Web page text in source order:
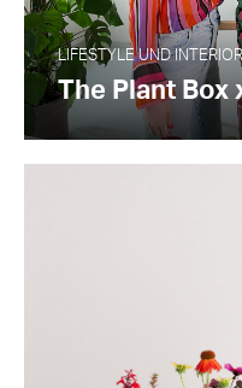
LIFESTYLE UND
The Plant Box